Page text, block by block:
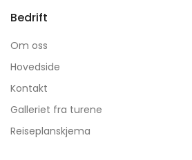
Bedrift
Om oss
Hovedside
Kontakt
Galleriet fra turene
Reiseplanskjema